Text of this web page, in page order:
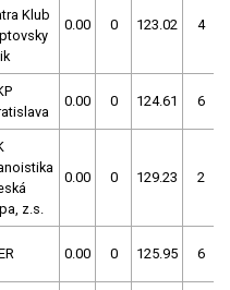
Klub
0.00 0 123.02 4
0.00 0 124.61 6
z.s.
0.00 0 129.23 2
0.00 0 125.95 6